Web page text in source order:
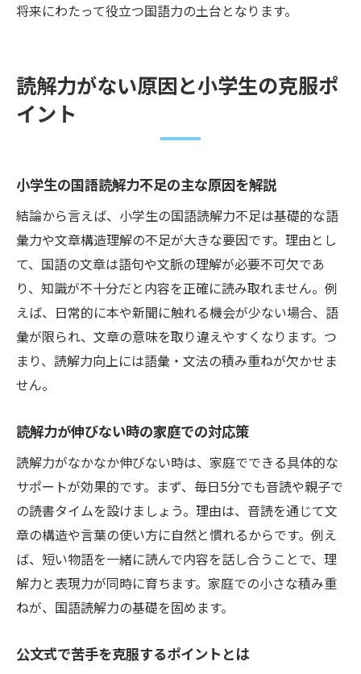
将来にわたって役立つ国語力の土台となります。
読解力がない原因と小学生の克服ポ
イント
小学生の国語読解力不足の主な原因を解説
結論から言えば、小学生の国語読解力不足は基礎的な語
彙力や文章構造理解の不足が大きな要因です。理由とし
て、国語の文章は語句や文脈の理解が必要不可欠であ
り、知識が不十分だと内容を正確に読み取れません。例
えば、日常的に本や新聞に触れる機会が少ない場合、語
彙が限られ、文章の意味を取り違えやすくなります。つ
まり、読解力向上には語彙・文法の積み重ねが欠かせま
せん。
読解力が伸びない時の家庭での対応策
読解力がなかなか伸びない時は、家庭でできる具体的な
サポートが効果的です。まず、毎日5分でも音読や親子で
の読書タイムを設けましょう。理由は、音読を通じて文
章の構造や言葉の使い方に自然と慣れるからです。例え
ば、短い物語を一緒に読んで内容を話し合うことで、理
解力と表現力が同時に育ちます。家庭での小さな積み重
ねが、国語読解力の基礎を固めます。
公文式で苦手を克服するポイントとは